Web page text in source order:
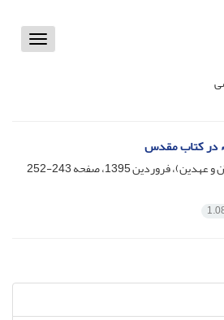
Toggle
در کتاب مقدس
243-252